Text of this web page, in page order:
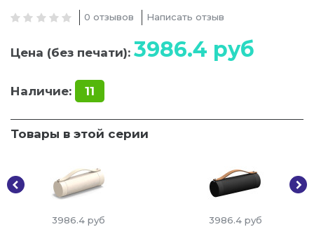
0 отзывов Написать отзыв
Цена (без печати): 3986.4 руб
Наличие: 11
Товары в этой серии
3986.4 руб 3986.4 руб